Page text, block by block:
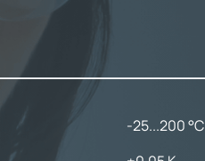
-25...200 °C